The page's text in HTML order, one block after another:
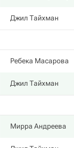
Джил Тайхман
Ребека Масарова
Джил Тайхман
Мирра Андреева